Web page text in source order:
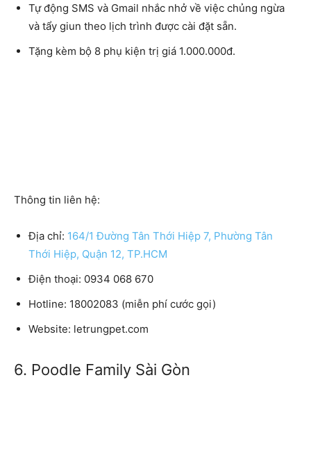
Tự động SMS và Gmail nhắc nhở về việc chủng ngừa
và tẩy giun theo lịch trình được cài đặt sẵn.
Tặng kèm bộ 8 phụ kiện trị giá 1.000.000đ.
Thông tin liên hệ:
Địa chỉ: 164/1 Đường Tân Thới Hiệp 7, Phường Tân
Thới Hiệp, Quận 12, TP.HCM
Điện thoại: 0934 068 670
Hotline: 18002083 (miễn phí cước gọi)
Website: letrungpet.com
6. Poodle Family Sài Gòn